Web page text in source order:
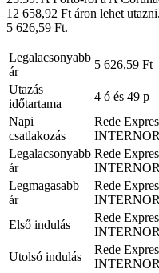
12 658,92 Ft áron lehet
5 626,59 Ft.
Legalacsonyabb
ár
5 626,59 Ft
Utazás
időtartama
4 ó és 49 p
Napi
csatlakozás
Rede
Legalacsonyabb
ár
Rede
Legmagasabb
ár
Rede
Első indulás
Rede
Utolsó indulás
Rede